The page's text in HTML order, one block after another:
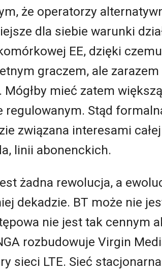
że operatorzy
dla siebie warunki
EE, dzięki
graczem, ale
mieć zatem
Stąd
związana interesami
linii abonenckich.
żadna rewolucja, a
dekadzie. BT może nie
nie jest tak cennym
rozbudowuje Virgin
sieci LTE. Sieć